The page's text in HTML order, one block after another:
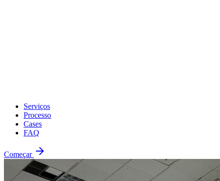
Serviços
Processo
Cases
FAQ
Começar